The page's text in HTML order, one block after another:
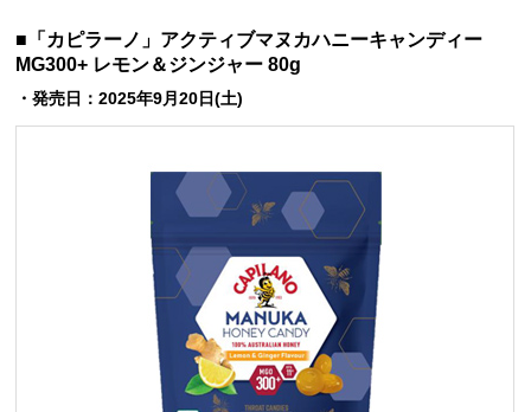
■「カピラーノ」アクティブマヌカハニーキャンディー
MG300+ レモン＆ジンジャー 80g
・発売日：2025年9月20日(土)